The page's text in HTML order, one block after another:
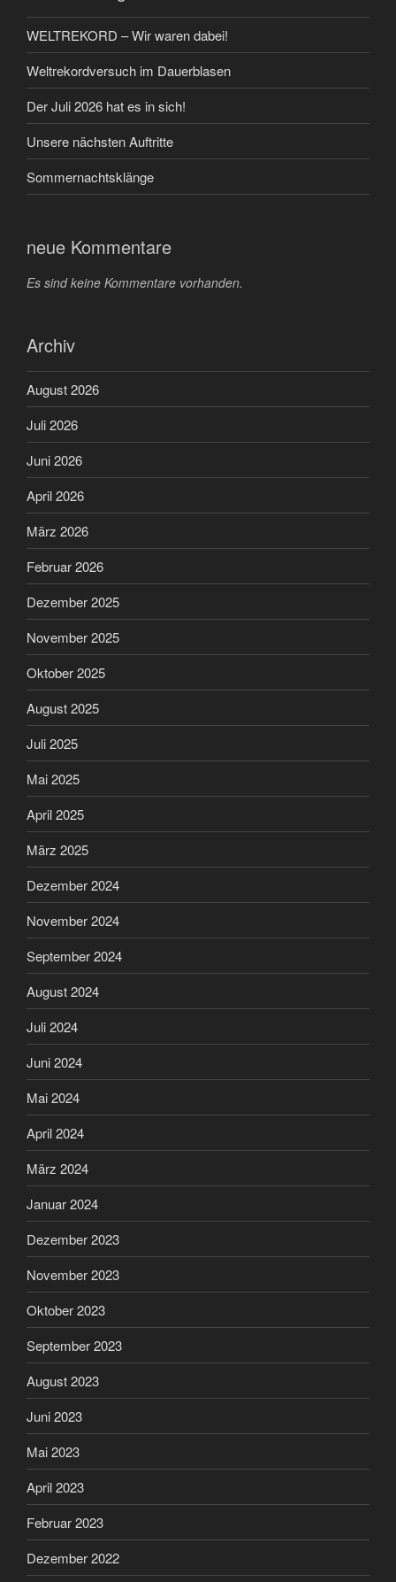
WELTREKORD – Wir waren dabei!
Weltrekordversuch im Dauerblasen
Der Juli 2026 hat es in sich!
Unsere nächsten Auftritte
Sommernachtsklänge
neue Kommentare
Es sind keine Kommentare vorhanden.
Archiv
August 2026
Juli 2026
Juni 2026
April 2026
März 2026
Februar 2026
Dezember 2025
November 2025
Oktober 2025
August 2025
Juli 2025
Mai 2025
April 2025
März 2025
Dezember 2024
November 2024
September 2024
August 2024
Juli 2024
Juni 2024
Mai 2024
April 2024
März 2024
Januar 2024
Dezember 2023
November 2023
Oktober 2023
September 2023
August 2023
Juni 2023
Mai 2023
April 2023
Februar 2023
Dezember 2022